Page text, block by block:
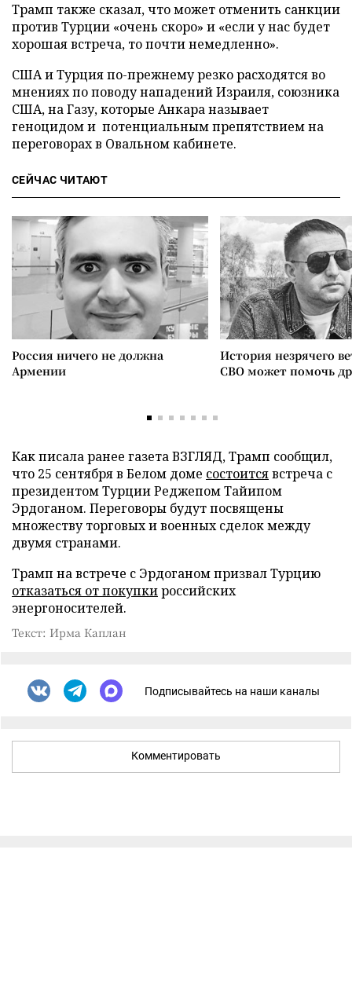
Трамп также сказал, что может отменить санкции
против Турции «очень скоро» и «если у нас будет
хорошая встреча, то почти немедленно».
США и Турция по-прежнему резко расходятся во
мнениях по поводу нападений Израиля, союзника
США, на Газу, которые Анкара называет
геноцидом и потенциальным препятствием на
переговорах в Овальном кабинете.
СЕЙЧАС ЧИТАЮТ
Россия ничего не должна
Армении
История незрячего
СВО может помочь
Как писала ранее газета ВЗГЛЯД, Трамп сообщил,
что 25 сентября в Белом доме состоитсявстреча с
президентом Турции Реджепом Тайипом
Эрдоганом. Переговоры будут посвящены
множеству торговых и военных сделок между
двумя странами.
Трамп на встрече с Эрдоганом призвал Турцию
отказаться от покупкироссийских
энергоносителей.
Текст: Ирма Каплан
Подписывайтесь на наши каналы
Комментировать